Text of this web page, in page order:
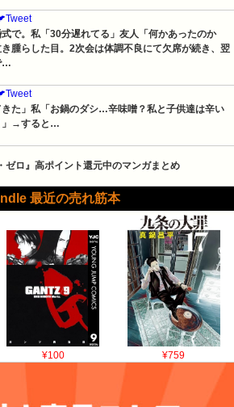
式で。私「30分遅れてる」友人「何かあったのか
腫らした目。2次会は体調不良にて欠席が続き、翌
…
た」私「お鍋のダシ…辛味噌？私と子供達は辛い
」→すると…
ゼロ』高ポイント還元中のマンガまとめ
最近の売れ筋本
¥100 ¥759